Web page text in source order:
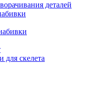
деталей
скелета